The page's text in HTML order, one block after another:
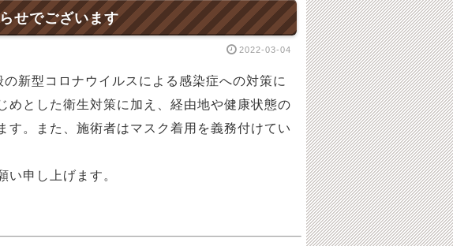
せでございます
2022-03-04
新型コロナウイルスによる感染症への対策に
めとした衛生対策に加え、経由地や健康状態の
。また、施術者はマスク着用を義務付けてい
い申し上げます。